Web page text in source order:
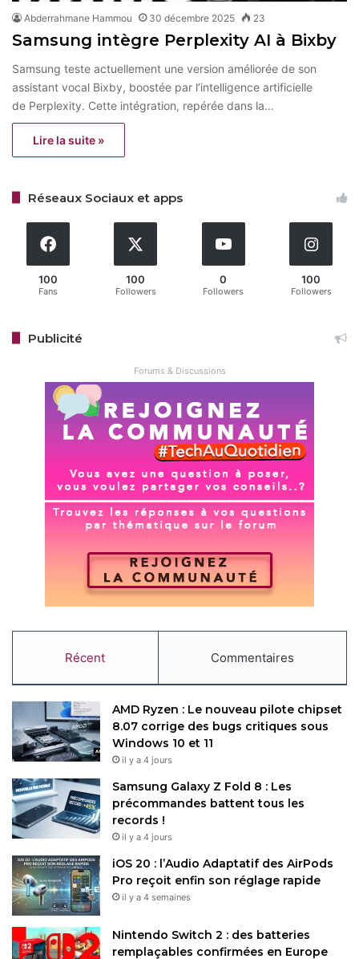
Abderrahmane Hammou 30 décembre 2025 23
Samsung intègre Perplexity AI à Bixby
Samsung teste actuellement une version améliorée de son
assistant vocal Bixby, boostée par l’intelligence artificielle
de Perplexity. Cette intégration, repérée dans la…
Lire la suite »
Réseaux Sociaux et apps
100
Fans
100
Followers
0
Followers
100
Followers
Publicité
Forums & Discussions
Récent Commentaires
AMD Ryzen : Le nouveau pilote chipset
8.07 corrige des bugs critiques sous
Windows 10 et 11
il y a 4 jours
Samsung Galaxy Z Fold 8 : Les
précommandes battent tous les
records !
il y a 4 jours
iOS 20 : l’Audio Adaptatif des AirPods
Pro reçoit enfin son réglage rapide
il y a 4 semaines
Nintendo Switch 2 : des batteries
remplaçables confirmées en Europe